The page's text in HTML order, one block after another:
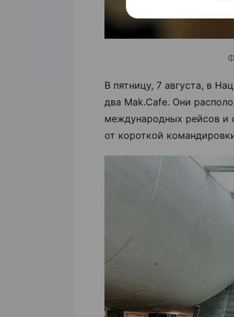
В пятницу, 7 августа, в
два Mak.Cafe. Они
международных рейсов и
от короткой